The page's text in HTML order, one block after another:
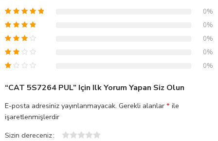
0%
0%
0%
0%
0%
“CAT 5S7264 PUL” Için Ilk Yorum Yapan Siz Olun
E-posta adresiniz yayınlanmayacak. Gerekli alanlar * ile
işaretlenmişlerdir
Sizin dereceniz